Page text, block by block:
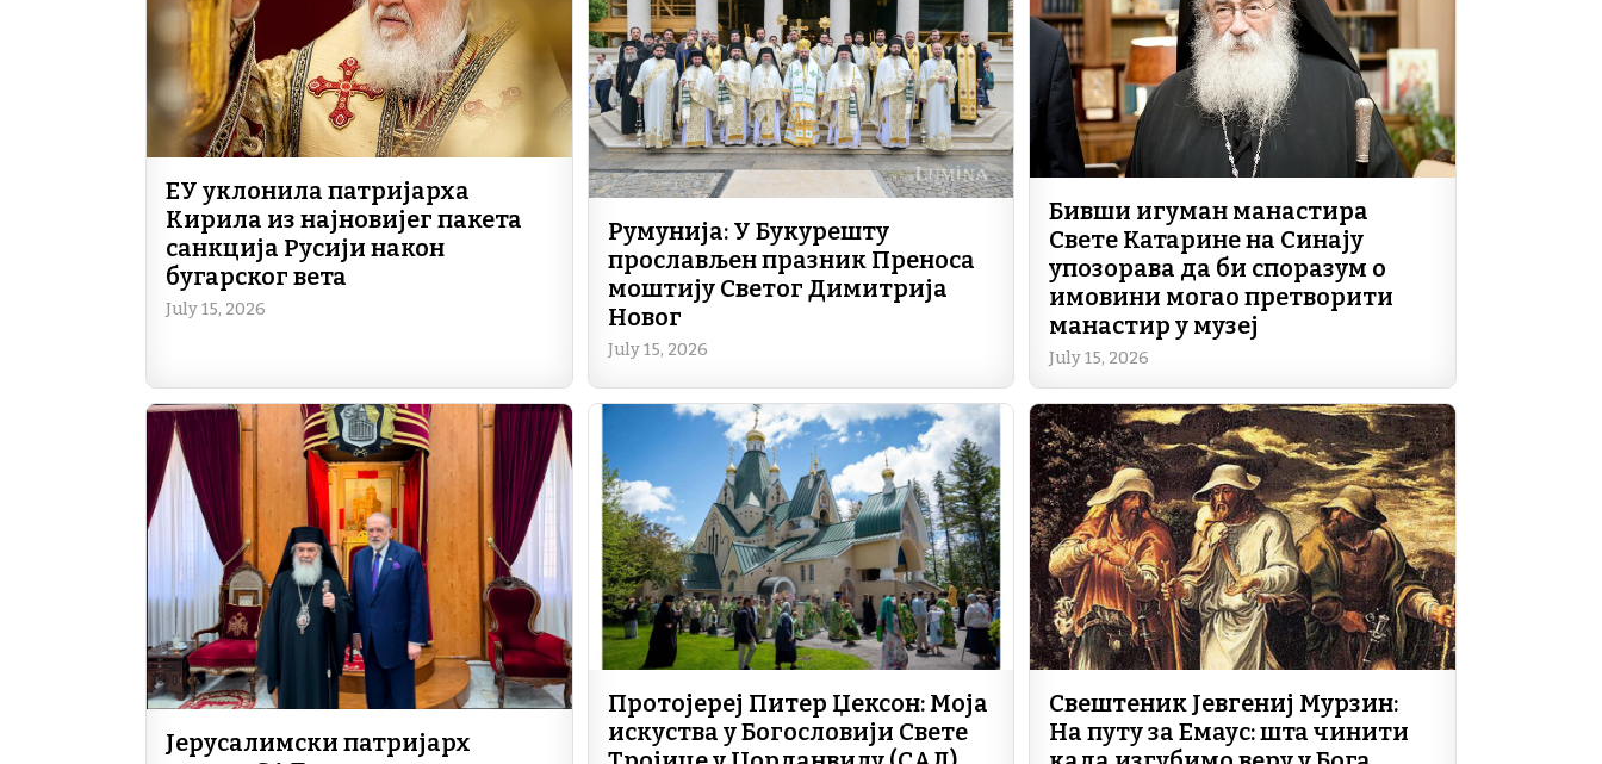
ЕУ уклонила патријарха
Кирила из најновијег пакета
санкција Русији након
бугарског вета
July 15, 2026
Румунија: У Букурешту
прослављен празник Преноса
моштију Светог Димитрија
Новог
July 15, 2026
Бивши игуман манастира
Свете Катарине на Синају
упозорава да би споразум о
имовини могао претворити
манастир у музеј
July 15, 2026
Јерусалимски патријарх
Протојереј Питер Џексон: Моја
искуства у Богословији Свете
Свештеник Јевгениј Мурзин:
На путу за Емаус: шта чинити